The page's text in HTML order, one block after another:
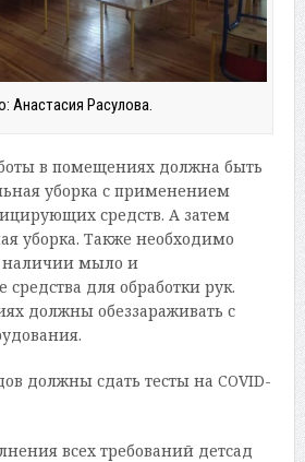
Анастасия Расулова.
в помещениях должна быть
уборка с применением
средств. А затем
уборка. Также необходимо
наличии мыло и
для обработки рук.
должны обеззараживать с
должны сдать тесты на COVID-
всех требований детсад